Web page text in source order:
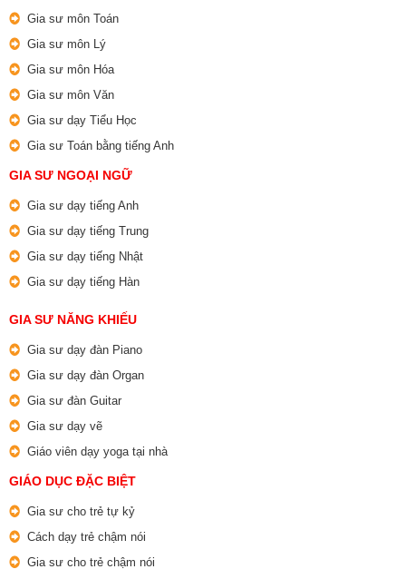
Gia sư môn Toán
Gia sư môn Lý
Gia sư môn Hóa
Gia sư môn Văn
Gia sư dạy Tiểu Học
Gia sư Toán bằng tiếng Anh
GIA SƯ NGOẠI NGỮ
Gia sư dạy tiếng Anh
Gia sư dạy tiếng Trung
Gia sư dạy tiếng Nhật
Gia sư dạy tiếng Hàn
GIA SƯ NĂNG KHIẾU
Gia sư dạy đàn Piano
Gia sư dạy đàn Organ
Gia sư đàn Guitar
Gia sư dạy vẽ
Giáo viên dạy yoga tại nhà
GIÁO DỤC ĐẶC BIỆT
Gia sư cho trẻ tự kỷ
Cách dạy trẻ chậm nói
Gia sư cho trẻ chậm nói